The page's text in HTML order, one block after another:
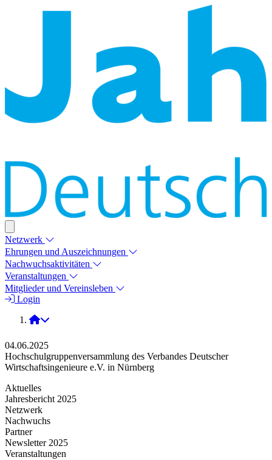
Netzwerk
Ehrungen und Auszeichnungen
Nachwuchsaktivitäten
Veranstaltungen
Mitglieder und Vereinsleben
Login
2025
04.06.2025
Hochschulgruppenversammlung des Verbandes Deutscher
Wirtschaftsingenieure e.V. in Nürnberg
Aktuelles
Jahresbericht 2025
Netzwerk
Nachwuchs
Partner
Newsletter 2025
Veranstaltungen